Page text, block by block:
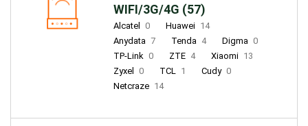
WIFI/3G/4G (57)
Alcatel 0 Huawei 14
Anydata 7 Tenda 4 Digma 0
TP-Link 0 ZTE 4 Xiaomi 13
Zyxel
0 TCL 1 Cudy 0
Netcraze 14